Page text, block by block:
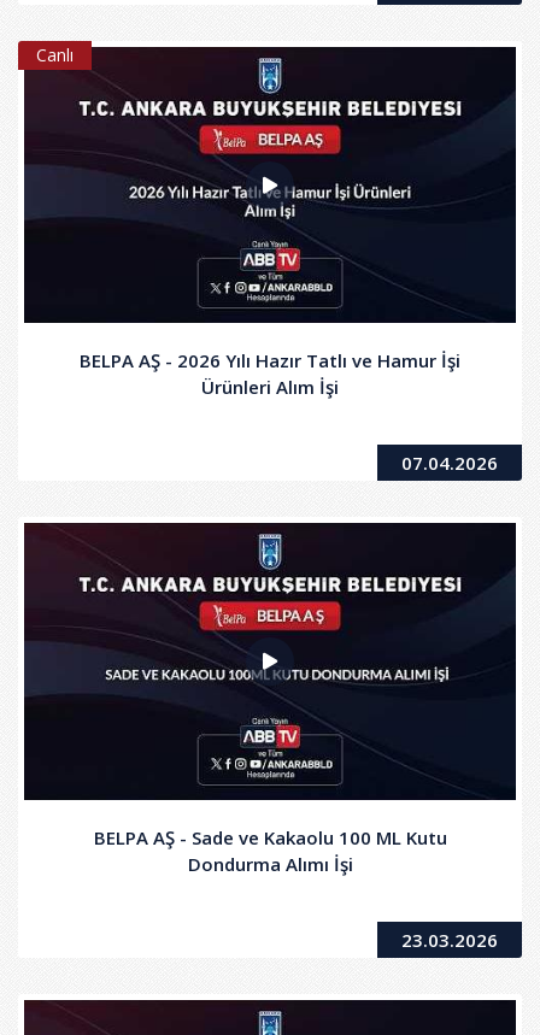
Canlı
BELPA AŞ - 2026 Yılı Hazır Tatlı ve Hamur İşi
Ürünleri Alım İşi
07.04.2026
BELPA AŞ - Sade ve Kakaolu 100 ML Kutu
Dondurma Alımı İşi
23.03.2026